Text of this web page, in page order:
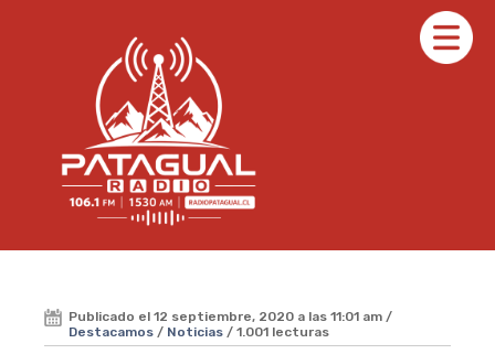
Publicado el 12 septiembre, 2020 a las 11:01 am /
Destacamos / Noticias / 1.001 lecturas